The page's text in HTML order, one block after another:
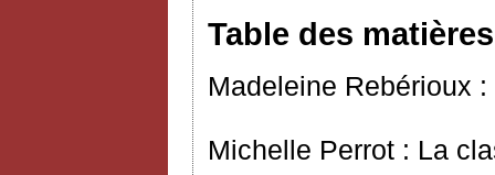
Table des matières
Madeleine Rebérioux
Michelle Perrot : La